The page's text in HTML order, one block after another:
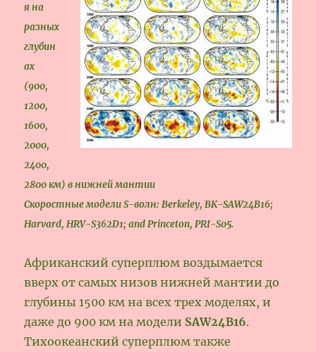
я на
разных
глубин
ах
(900,
1200,
1600,
2000,
2400,
2800 км) в нижней мантии
Скоростные модели S-волн: Berkeley, BK-SAW24B16;
Harvard, HRV-S362D1; and Princeton, PRI-S05.
Африканский суперплюм воздымается
вверх от самых низов нижней мантии до
глубины 1500 км на всех трех моделях, и
даже до 900 км на модели SAW24B16.
Тихоокеанский суперплюм также